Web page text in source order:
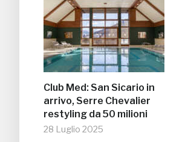
Club Med: San Sicario in
arrivo, Serre Chevalier
restyling da 50 milioni
28 Luglio 2025